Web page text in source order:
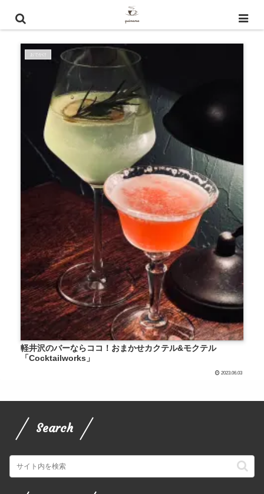
軽井沢 写真映え
おでかけ
軽井沢のバーならココ！おまかせカクテル&モクテル
「Cocktailworks」
2023.06.03
Search